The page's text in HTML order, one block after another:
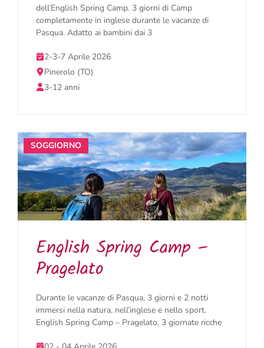
dell’English Spring Camp. 3 giorni di Camp
completamente in inglese durante le vacanze di
Pasqua. Adatto ai bambini dai 3
2-3-7 Aprile 2026
Pinerolo (TO)
3-12 anni
SOGGIORNO
English Spring Camp –
Pragelato
Durante le vacanze di Pasqua, 3 giorni e 2 notti
immersi nella natura, nell’inglese e nello sport.
English Spring Camp – Pragelato, 3 giornate ricche